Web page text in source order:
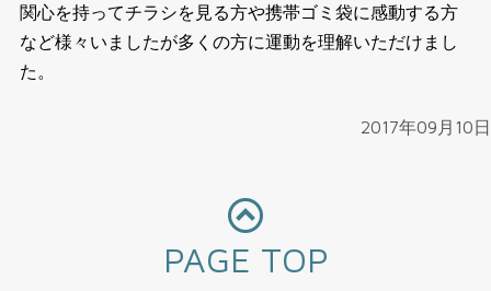
関心を持ってチラシを見る方や携帯ゴミ袋に感動する方
など様々いましたが多くの方に運動を理解いただけまし
た。
2017年09月10日
PAGE TOP